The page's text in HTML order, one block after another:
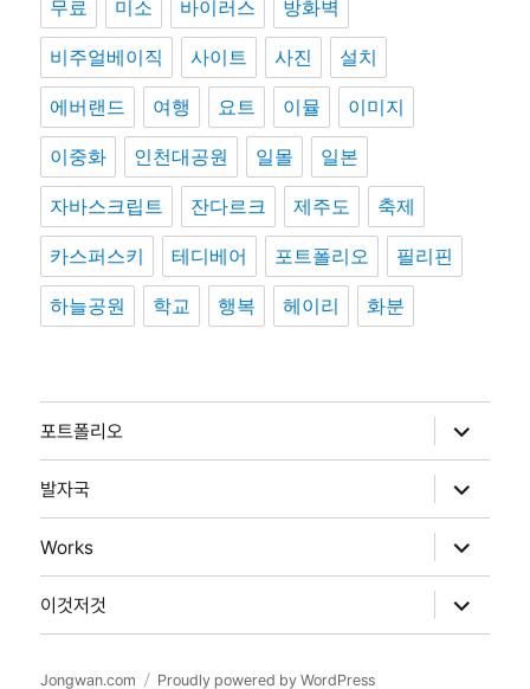
무료 미소 바이러스 방화벽
비주얼베이직 사이트 사진 설치
에버랜드 여행 요트 이뮬 이미지
이중화 인천대공원 일몰 일본
자바스크립트 잔다르크 제주도 축제
카스퍼스키 테디베어 포트폴리오 필리핀
하늘공원 학교 행복 헤이리 화분
포트폴리오
위
메
뉴
확
장
발자국
위
메
뉴
확
장
Works
위
메
뉴
확
장
이것저것
위
메
Jongwan.com Proudly powered by WordPress